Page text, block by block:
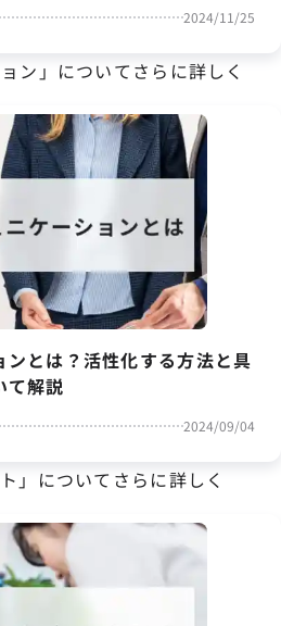
2024/11/25
ン」についてさらに詳しく
とは？活性化する方法と具
て解説
2024/09/04
」についてさらに詳しく